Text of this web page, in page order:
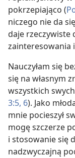
pokrzepiająco (
niczego nie da
daje rzeczywiste
zainteresowania
Nauczyłam się
się na własnym
wszystkich
3:5, 6). Jako
mnie pocieszył
mogę szczerze
i stosowanie się
nadzwyczajną